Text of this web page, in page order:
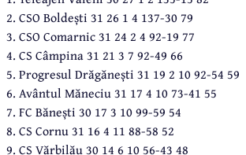
2. CSO Boldești 31 26 1 4 137-30 79
3. CSO Comarnic 31 24 2 4 92-19 77
4. CS Câmpina 31 21 3 7 92-49 66
5. Progresul Drăgănești 31 19 2 10 92-54 59
6. Avântul Măneciu 31 17 4 10 73-41 55
7. FC Bănești 30 17 3 10 99-59 54
8. CS Cornu 31 16 4 11 88-58 52
9. CS Vărbilău 30 14 6 10 56-43 48